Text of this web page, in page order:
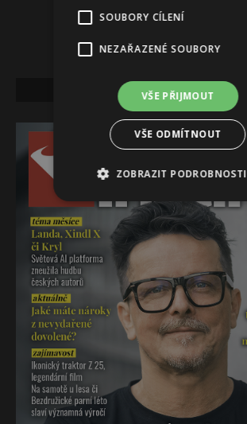
NEJNOVĚJŠÍ VYDÁNÍ
SOUBORY CÍLENÍ
NEZAŘAZENÉ SOUBORY
VŠE PŘIJMOUT
VŠE ODMÍTNOUT
ZOBRAZIT PODROBNOSTI